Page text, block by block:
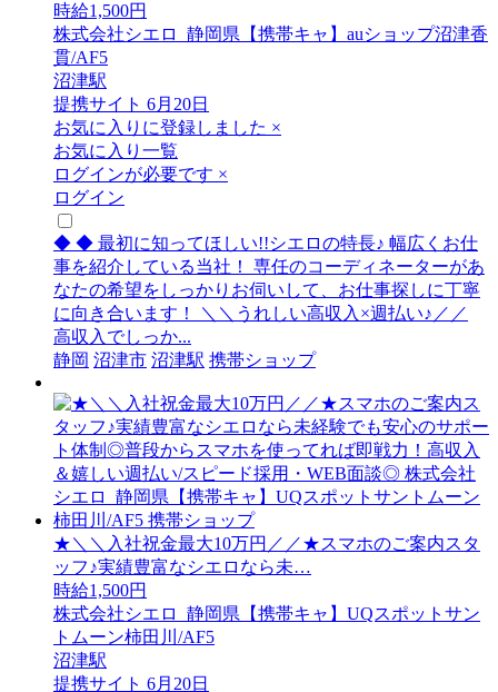
時給1,500円
株式会社シエロ_静岡県【携帯キャ】auショップ沼津香
貫/AF5
沼津駅
提携サイト 6月20日
お気に入りに登録しました ×
お気に入り一覧
ログインが必要です ×
ログイン
◆ ◆ 最初に知ってほしい!!シエロの特長♪ 幅広くお仕
事を紹介している当社！ 専任のコーディネーターがあ
なたの希望をしっかりお伺いして、お仕事探しに丁寧
に向き合います！ ＼＼うれしい高収入×週払い♪／／
高収入でしっか...
静岡 沼津市 沼津駅 携帯ショップ
★＼＼入社祝金最大10万円／／★スマホのご案内スタ
ッフ♪実績豊富なシエロなら未…
時給1,500円
株式会社シエロ_静岡県【携帯キャ】UQスポットサン
トムーン柿田川/AF5
沼津駅
提携サイト 6月20日